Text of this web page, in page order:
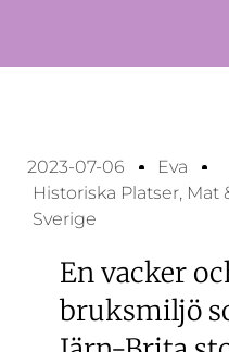
2023-07-06
Eva
Historiska Platser, Mat
Sverige
En vacker
bruksmiljö